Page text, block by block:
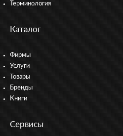
Терминология
Каталог
Фирмы
Услуги
Товары
Бренды
Книги
Сервисы